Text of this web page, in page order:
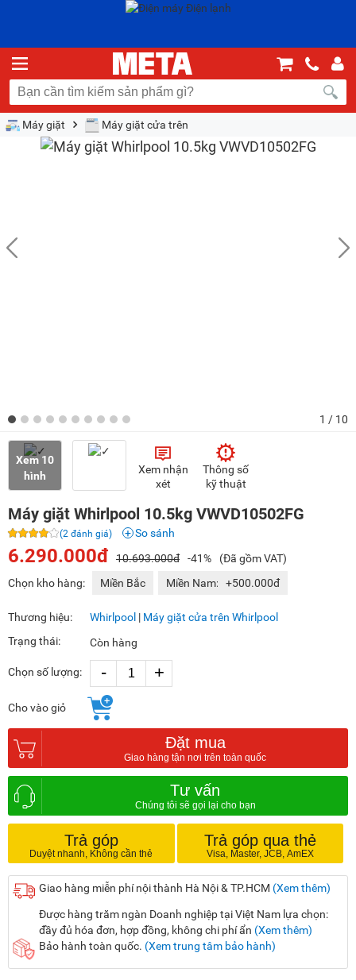
Máy giặt Máy giặt cửa trên
1 / 10
Xem 10
hình
Xem nhận
xét
Thông số
kỹ thuật
Máy giặt Whirlpool 10.5kg VWVD10502FG
(2 đánh giá) So sánh
6.290.000đ 10.693.000đ -41%
(Đã gồm VAT)
Chọn kho hàng:
Miền Bắc Miền Nam: +500.000đ
Thương hiệu: Whirlpool | Máy giặt cửa trên Whirlpool
Trạng thái:
Còn hàng
Chọn số lượng: - +
Cho vào giỏ
Đặt mua
Tư vấn
Trả góp Trả góp qua thẻ
Giao hàng miễn phí nội thành Hà Nội & TP.HCM (Xem thêm)
Được hàng trăm ngàn Doanh nghiệp tại Việt Nam lựa chọn:
đầy đủ hóa đơn, hợp đồng, không chi phí ẩn (Xem thêm)
Bảo hành toàn quốc. (Xem trung tâm bảo hành)